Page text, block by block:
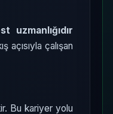
uzmanlığıdır
açısıyla çalışan
Bu kariyer yolu